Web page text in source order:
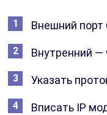
Внешний
Внутренний
Указать
Вписать IP